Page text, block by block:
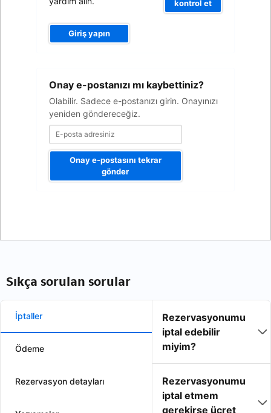
Giriş yapın
kontrol et
Onay e-postanızı mı kaybettiniz?
Olabilir. Sadece e-postanızı girin. Onayınızı
yeniden göndereceğiz.
posta
adresiniz
Onay e-postasını tekrar
gönder
Sıkça sorulan sorular
İptaller
Ödeme
Rezervasyon detayları
Rezervasyonumu
iptal edebilir
miyim?
Rezervasyonumu
iptal etmem
gerekirse ücret